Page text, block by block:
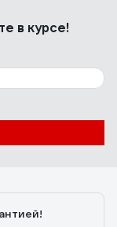
насадок.
траву. 5.
6. стальной
в курсе!